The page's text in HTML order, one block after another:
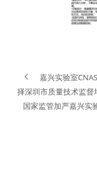
嘉兴实验室
择深圳市质量技术监督
国家监管加严嘉兴实